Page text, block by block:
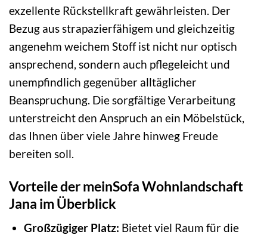
exzellente Rückstellkraft gewährleisten. Der
Bezug aus strapazierfähigem und gleichzeitig
angenehm weichem Stoff ist nicht nur optisch
ansprechend, sondern auch pflegeleicht und
unempfindlich gegenüber alltäglicher
Beanspruchung. Die sorgfältige Verarbeitung
unterstreicht den Anspruch an ein Möbelstück,
das Ihnen über viele Jahre hinweg Freude
bereiten soll.
Vorteile der meinSofa Wohnlandschaft
Jana im Überblick
Großzügiger Platz: Bietet viel Raum für die